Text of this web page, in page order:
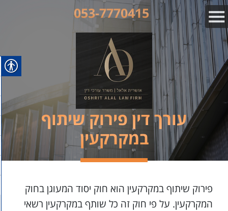
053-7770415
עורך דין פירוק שיתוף
במקרקעין
פירוק שיתוף במקרקעין הוא חוק יסוד המעוגן בחוק
המקרקעין. על פי חוק זה כל שותף במקרקעין רשאי